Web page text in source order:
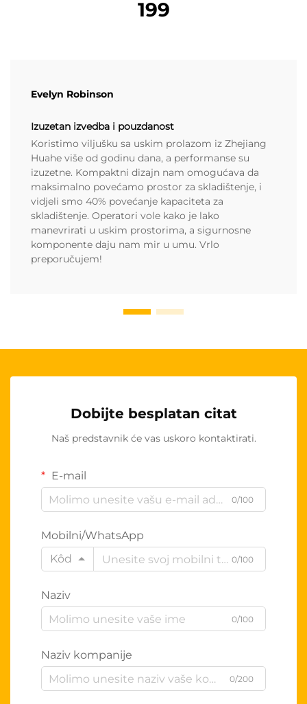
199
Evelyn Robinson
Izuzetan izvedba i pouzdanost
Koristimo viljušku sa uskim prolazom iz Zhejiang
Huahe više od godinu dana, a performanse su
izuzetne. Kompaktni dizajn nam omogućava da
maksimalno povećamo prostor za skladištenje, i
vidjeli smo 40% povećanje kapaciteta za
skladištenje. Operatori vole kako je lako
manevrirati u uskim prostorima, a sigurnosne
komponente daju nam mir u umu. Vrlo
preporučujem!
Dobijte besplatan citat
Naš predstavnik će vas uskoro kontaktirati.
E-mail
0/100
Mobilni/WhatsApp
Kôd
0/100
Naziv
0/100
Naziv kompanije
0/200